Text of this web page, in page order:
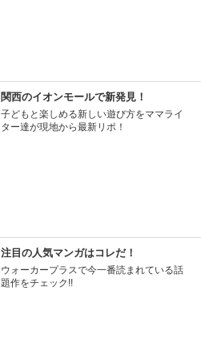
関西のイオンモールで新発見！
子どもと楽しめる新しい遊び方をママライ
ター達が現地から最新リポ！
注目の人気マンガはコレだ！
ウォーカープラスで今一番読まれている話
題作をチェック!!